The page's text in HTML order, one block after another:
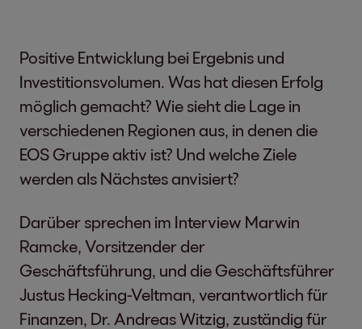
Positive Entwicklung bei Ergebnis und
Investitionsvolumen. Was hat diesen Erfolg
möglich gemacht? Wie sieht die Lage in
verschiedenen Regionen aus, in denen die
EOS Gruppe aktiv ist? Und welche Ziele
werden als Nächstes anvisiert?
Darüber sprechen im Interview Marwin
Ramcke, Vorsitzender der
Geschäftsführung, und die Geschäftsführer
Justus Hecking-Veltman, verantwortlich für
Finanzen, Dr. Andreas Witzig, zuständig für